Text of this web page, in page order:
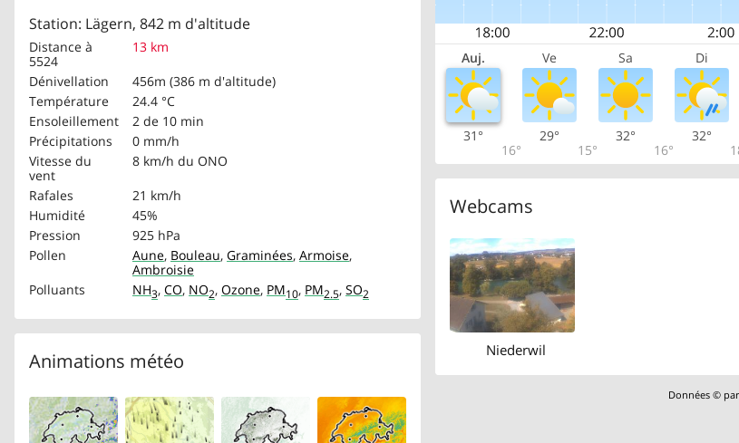
Station: Lägern, 842 m d'altitude
Distance à
5524
13 km
Dénivellation
456m (386 m d'altitude)
Température
24.4 °C
Ensoleillement
2 de 10 min
Précipitations
0 mm/h
Vitesse du
vent
8 km/h du ONO
Rafales
21 km/h
Humidité
45%
Pression
925 hPa
Pollen
Aune, Bouleau, Graminées, Armoise,
Ambroisie
Polluants
NH3, CO, NO2, Ozone, PM10, PM2.5, SO2
Animations météo
Auj. Ve Sa Di
31°
16°
29°
15°
32°
16°
32°
Webcams
Niederwil
Données © par